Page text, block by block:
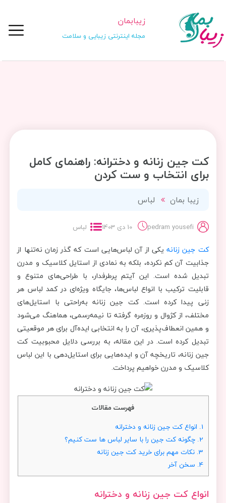
زیبابمان
مجله اینترنتی زیبایی و سلامت
کت جین زنانه و دخترانه: راهنمای کامل
برای انتخاب و ست کردن
زیبا بمان لباس
pedram yousefi 10 دی 1403 لباس
کت جین زنانهیکی از آن لباس‌هایی است که گذر زمان نه‌تنها از
جذابیت آن کم نکرده، بلکه به نمادی از استایل کلاسیک و مدرن
تبدیل شده است. این آیتم پرطرفدار، با طراحی‌های متنوع و
قابلیت ترکیب با انواع لباس‌ها، جایگاه ویژه‌ای در کمد لباس هر
زنی پیدا کرده است. کت جین زنانه به‌راحتی با استایل‌های
مختلف، از کژوال و روزمره گرفته تا نیمه‌رسمی، هماهنگ می‌شود
و همین انعطاف‌پذیری، آن را به انتخابی ایده‌آل برای هر موقعیتی
تبدیل کرده است. در این مقاله، به بررسی دلایل محبوبیت کت
جین زنانه، تاریخچه آن و ایده‌هایی برای استایل‌دهی با این لباس
کلاسیک و مدرن خواهیم پرداخت.
فهرست مقالات
1. انواع کت جین زنانه و دخترانه
2. چگونه کت جین را با سایر لباس ها ست کنیم؟
3. نکات مهم برای خرید کت جین زنانه
4. سخن آخر
انواع کت جین زنانه و دخترانه